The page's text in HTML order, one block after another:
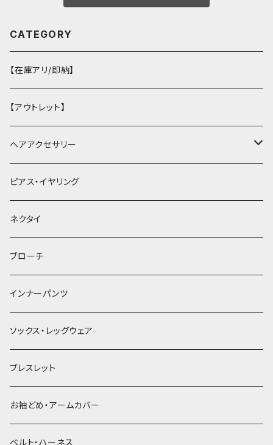
CATEGORY
【在庫アリ/即納】
【アウトレット】
ヘアアクセサリー
ヘアクリップ
ヘッドドレス・カチューシャ
ヘアゴム
簪
ピアス・イヤリング
ネクタイ
ブローチ
インナーパンツ
ソックス・レッグウェア
ブレスレット
お袖どめ・アームカバー
ベルト・ハーネス